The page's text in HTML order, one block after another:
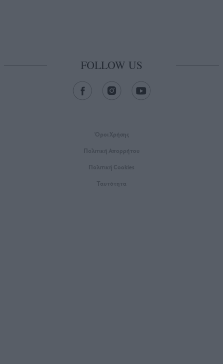
FOLLOW US
Όροι Xρήσης
Πολιτική Απορρήτου
Πολιτική Cookies
Ταυτότητα